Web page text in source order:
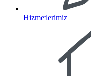
Hizmetlerimiz